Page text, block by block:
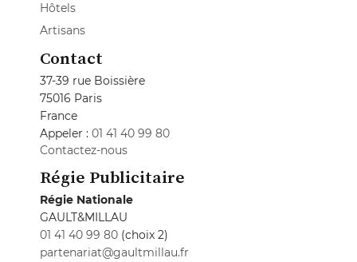
Hôtels
Artisans
Contact
37-39 rue Boissière
75016 Paris
France
Appeler : 01 41 40 99 80
Contactez-nous
Régie Publicitaire
Régie Nationale
GAULT&MILLAU
01 41 40 99 80 (choix 2)
partenariat@gaultmillau.fr